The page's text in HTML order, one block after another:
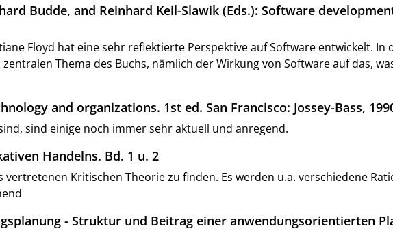
Budde, and Reinhard Keil-Slawik (Eds.): Software
Floyd hat eine sehr reflektierte Perspektive auf Software entwickelt. In
Thema des Buchs, nämlich der Wirkung von Software auf das,
and organizations. 1st ed. San Francisco: Jossey-Bass,
sind einige noch immer sehr aktuell und anregend.
Handelns. Bd. 1 u. 2
Kritischen Theorie zu finden. Es werden u.a. verschiedene
- Struktur und Beitrag einer anwendungsorientierten